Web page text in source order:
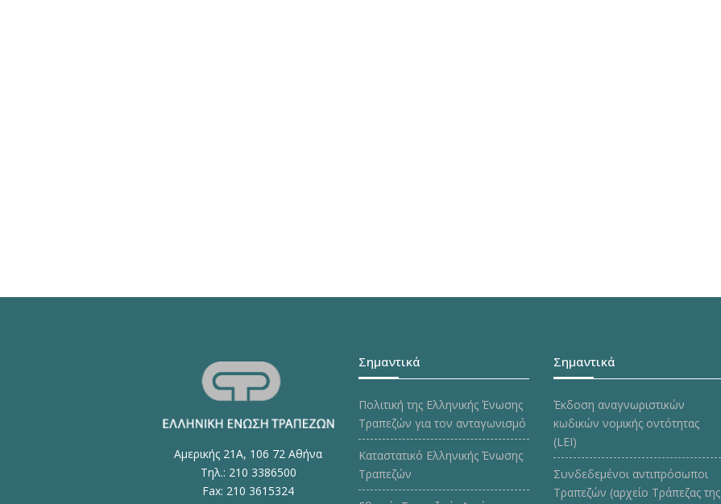
Αμερικής 21Α, 106 72 Αθήνα
Τηλ.: 210 3386500
Fax: 210 3615324
Σημαντικά
Πολιτική της Ελληνικής Ένωσης
Τραπεζών για τον ανταγωνισμό
Καταστατικό Ελληνικής Ένωσης
Τραπεζών
Σημαντικά
Έκδοση αναγνωριστικών
κωδικών νομικής οντότητας
(LEI)
Συνδεδεμένοι αντιπρόσωποι
Τραπεζών (αρχείο Τράπεζας της